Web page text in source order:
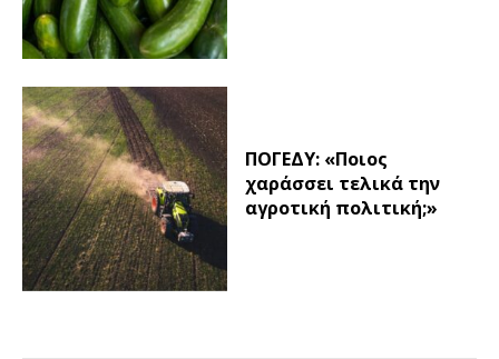
ΠΟΓΕΔΥ: «Ποιος
χαράσσει τελικά την
αγροτική πολιτική;»